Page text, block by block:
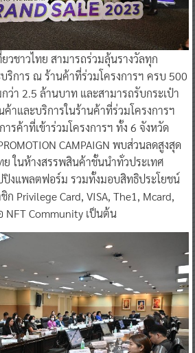
วชาวไทย สามารถร่วมลุ้นรางวัลทุก
การ ณ ร้านค้าที่ร่วมโครงการฯ ครบ 500
า 2.5 ล้านบาท และสามารถรับกระเป๋า
าและบริการในร้านค้าที่ร่วมโครงการฯ
ค้าที่เข้าร่วมโครงการฯ ทั้ง 6 จังหวัด
CAMPAIGN พบส่วนลดสูงสุด
ในห้างสรรพสินค้าชั้นนำทั่วประเทศ
งแพลตฟอร์ม รวมทั้งมอบสิทธิประโยชน์
NFT Community เป็นต้น